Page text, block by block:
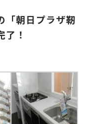
「朝日プラザ靭
！